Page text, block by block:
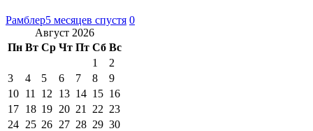
Рамблер5 месяцев спустя 0
Август 2026
Пн Вт Ср Чт Пт Сб Вс
1
2
3
4 5 6 7 8
9
10 11 12 13 14 15 16
17 18 19 20 21 22 23
24 25 26 27 28 29 30